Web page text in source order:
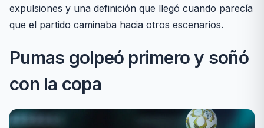
expulsiones y una definición que llegó cuando parecía
que el partido caminaba hacia otros escenarios.
Pumas golpeó primero y soñó
con la copa